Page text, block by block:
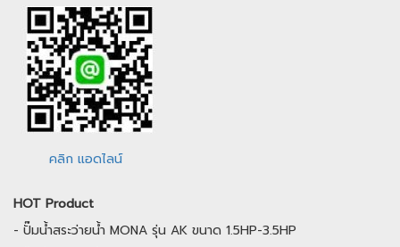
คลิก แอดไลน์
HOT Product
- ปั๊มน้ำสระว่ายน้ำ MONA รุ่น AK ขนาด 1.5HP-3.5HP